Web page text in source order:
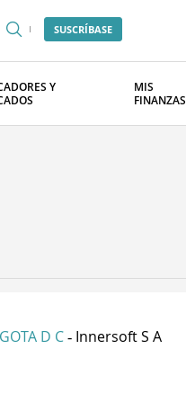
SUSCRÍBASE
Y
MIS
FINANZAS
D C - Innersoft S A